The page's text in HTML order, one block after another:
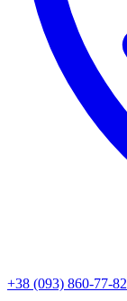
+38 (093) 860-77-82